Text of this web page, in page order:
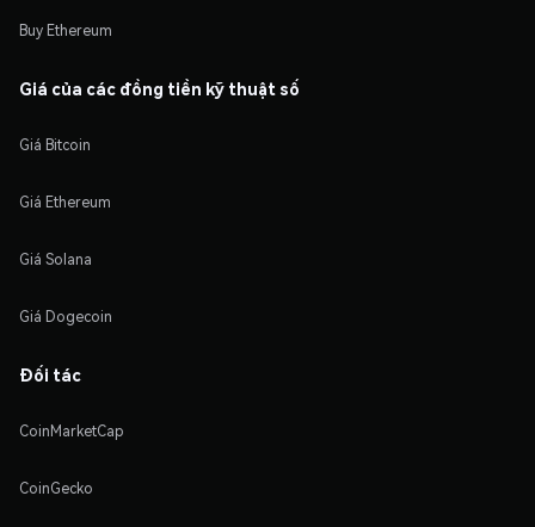
Buy Ethereum
Giá của các đồng tiền kỹ thuật số
Giá Bitcoin
Giá Ethereum
Giá Solana
Giá Dogecoin
Đối tác
CoinMarketCap
CoinGecko